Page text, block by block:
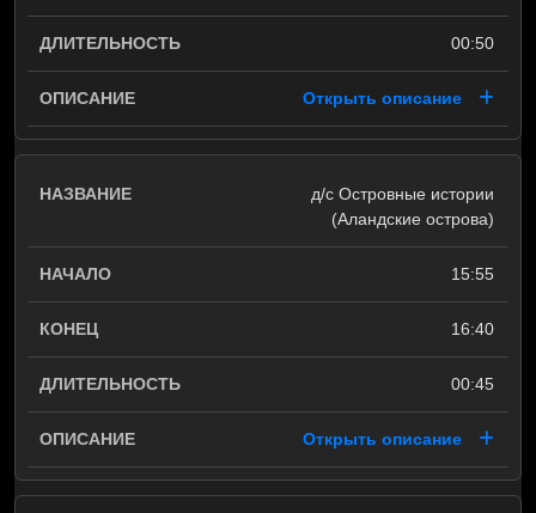
00:50
Открыть описание
д/с Островные истории
(Аландские острова)
15:55
16:40
00:45
Открыть описание